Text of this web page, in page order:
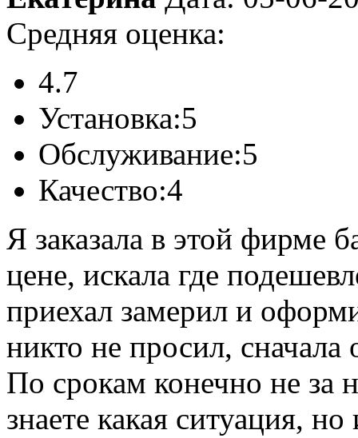
Средняя оценка:
4.7
Установка:5
Обслуживание:5
Качество:4
Я заказала в этой фирме
цене, искала где
приехал замерил и
никто не просил, сначала
По срокам конечно не за
знаете какая ситуация,